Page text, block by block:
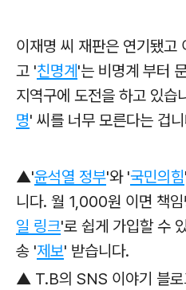
이재명 씨 재판은 연기됐고
고 '친명계 '는 비명계 부터
지역구에 도전을 하고 있습
명' 씨를 너무 모른다는 겁
▲'윤석열 정부'와 '국민의힘
니다. 월 1,000원 이면 책
일 링크'로 쉽게 가입할 수
송 '제보' 받습니다.
▲ T.B의 SNS 이야기 블로